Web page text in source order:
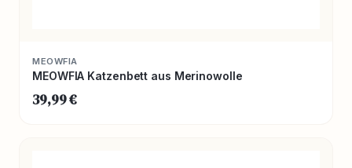
MEOWFIA
MEOWFIA Katzenbett aus Merinowolle
39,99 €